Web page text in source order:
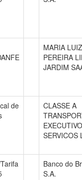
MARIA
PEREIRA
JARDIM
de
CLASSE A
SERVICOS
Banco do
S.A.